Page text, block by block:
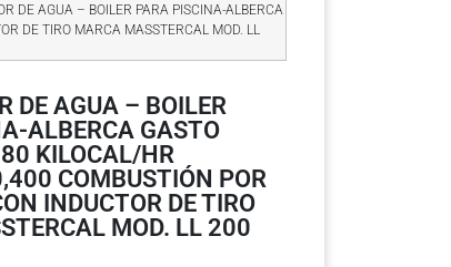
DE AGUA – BOILER PARA PISCINA-ALBERCA
DE TIRO MARCA MASSTERCAL MOD. LL
DE AGUA – BOILER
ALBERCA GASTO
KILOCAL/HR
COMBUSTIÓN POR
INDUCTOR DE TIRO
MOD. LL 200